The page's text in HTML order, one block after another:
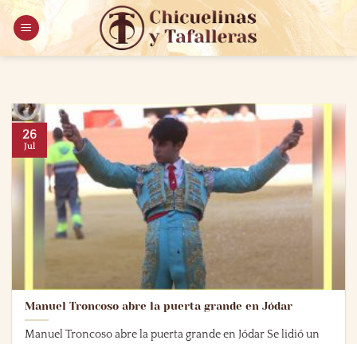
Saltar
contenido
Manuel Troncoso abre la puerta grande en Jódar
Manuel Troncoso abre la puerta grande en Jódar Se lidió un
26
Jul